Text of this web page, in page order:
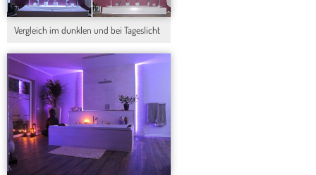
Vergleich im dunklen und bei Tageslicht